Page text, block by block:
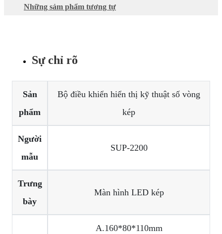
Những sảm phẩm tương tự
Sự chỉ rõ
Sản
phẩm
Bộ điều khiển hiển thị kỹ thuật số vòng
kép
Người
mẫu
SUP-2200
Trưng
bày
Màn hình LED kép
A.160*80*110mm